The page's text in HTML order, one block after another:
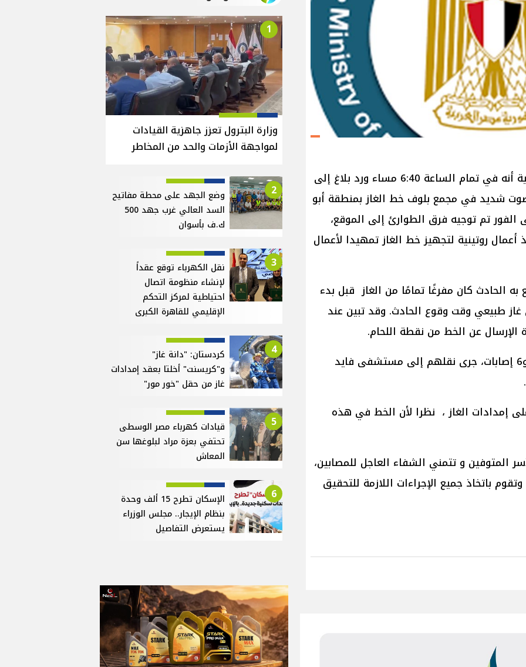
أعلنت وزارة البترول والثروة المعدنية أنه في تمام الساعة 6:40 مساء ورد بلاغ إلى
شديد في مجمع بلوف خط الغاز بمنطقة أبو
تم توجيه فرق الطوارئ إلى الموقع،
أعمال روتينية لتجهيز خط الغاز تمهيدا لأعمال
الحادث كان مفرغًا تمامًا من الغاز قبل بدء
غاز طبيعي وقت وقوع الحادث. وقد تبين عند
عن الخط من نقطة اللحام.
وقد أسفر الحادث عن حالتي وفاة و6 إصابات، جرى نقلهم إلى مستشفى فايد
إمدادات الغاز ، نظرا لأن الخط في هذه
المتوفين و تتمني الشفاء العاجل للمصابين،
باتخاذ جميع الإجراءات اللازمة للتحقيق
1
وزارة البترول تعزز جاهزية القيادات
لمواجهة الأزمات والحد من المخاطر
2
وضع الجهد على محطة مفاتيح
السد العالي غرب جهد 500
ك.ف بأسوان
3
نقل الكهرباء توقع عقداً
لإنشاء منظومة اتصال
احتياطية لمركز التحكم
الإقليمي للقاهرة الكبرى
4
كردستان: "دانة غاز"
و"كريسنت" أخلتا بعقد إمدادات
غاز من حقل "خور مور"
5
قيادات كهرباء مصر الوسطى
تحتفي بعزة مراد لبلوغها سن
المعاش
6
الإسكان تطرح 15 ألف وحدة
بنظام الإيجار.. مجلس الوزراء
يستعرض التفاصيل